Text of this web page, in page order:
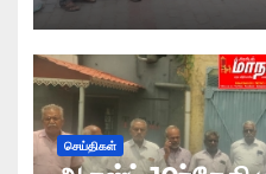
செய்திகள்